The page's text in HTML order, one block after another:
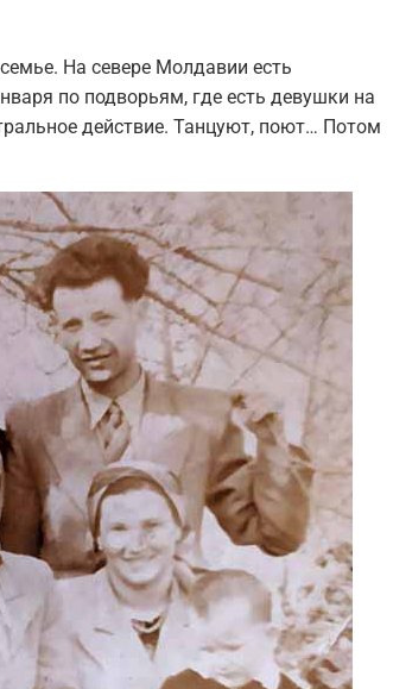
На севере Молдавии есть
по подворьям, где есть девушки на
действие. Танцуют, поют… Потом